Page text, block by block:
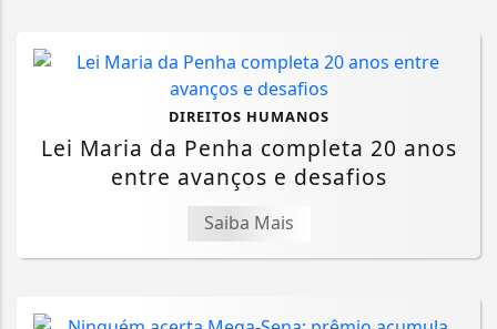
DIREITOS HUMANOS
Lei Maria da Penha completa 20 anos
entre avanços e desafios
Saiba Mais